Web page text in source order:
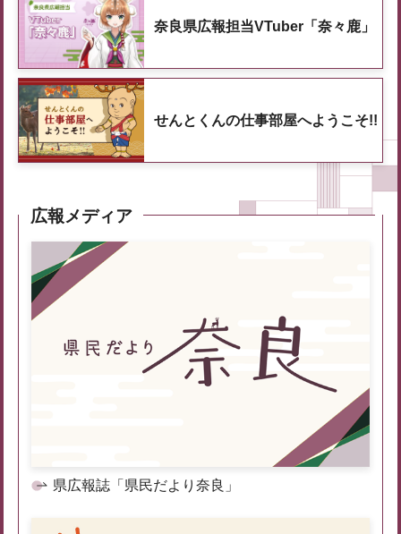
奈良県広報担当VTuber「奈々鹿」
せんとくんの仕事部屋へようこそ!!
広報メディア
県広報誌「県民だより奈良」